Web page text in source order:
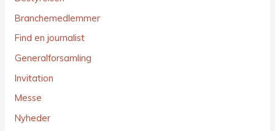
Branchemedlemmer
Find en journalist
Generalforsamling
Invitation
Messe
Nyheder